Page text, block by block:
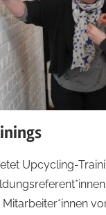
Upcycling-